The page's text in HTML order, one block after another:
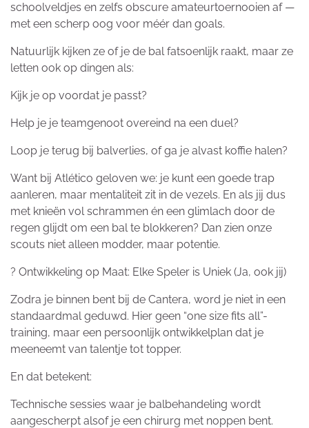
schoolveldjes en zelfs obscure amateurtoernooien af —
met een scherp oog voor méér dan goals.
Natuurlijk kijken ze of je de bal fatsoenlijk raakt, maar ze
letten ook op dingen als:
Kijk je op voordat je passt?
Help je je teamgenoot overeind na een duel?
Loop je terug bij balverlies, of ga je alvast koffie halen?
Want bij Atlético geloven we: je kunt een goede trap
aanleren, maar mentaliteit zit in de vezels. En als jij dus
met knieën vol schrammen én een glimlach door de
regen glijdt om een bal te blokkeren? Dan zien onze
scouts niet alleen modder, maar potentie.
?️ Ontwikkeling op Maat: Elke Speler is Uniek (Ja, ook jij)
Zodra je binnen bent bij de Cantera, word je niet in een
standaardmal geduwd. Hier geen “one size fits all”-
training, maar een persoonlijk ontwikkelplan dat je
meeneemt van talentje tot topper.
En dat betekent:
Technische sessies waar je balbehandeling wordt
aangescherpt alsof je een chirurg met noppen bent.